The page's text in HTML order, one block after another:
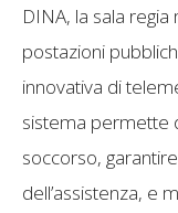
DINA, la sala
postazioni
innovativa di
sistema permette
soccorso,
dell’assistenza, e